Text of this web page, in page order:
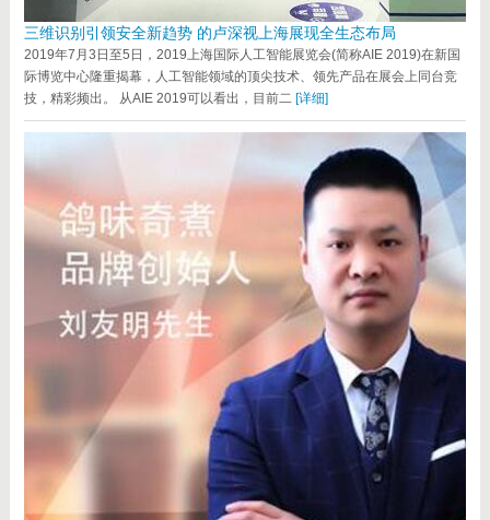
三维识别引领安全新趋势 的卢深视上海展现全生态布局
2019年7月3日至5日，2019上海国际人工智能展览会(简称AIE 2019)在新国
际博览中心隆重揭幕，人工智能领域的顶尖技术、领先产品在展会上同台竞
技，精彩频出。 从AIE 2019可以看出，目前二 [详细]